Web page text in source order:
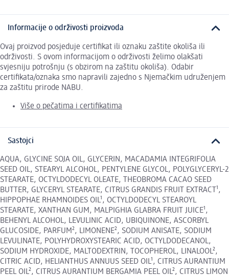
Informacije o održivosti proizvoda
Ovaj proizvod posjeduje certifikat ili oznaku zaštite okoliša ili
održivosti. S ovom informacijom o održivosti želimo olakšati
svjesniju potrošnju (s obzirom na zaštitu okoliša). Odabir
certifikata/oznaka smo napravili zajedno s Njemačkim udruženjem
za zaštitu prirode NABU.
Više o pečatima i certifikatima
Sastojci
AQUA, GLYCINE SOJA OIL, GLYCERIN, MACADAMIA INTEGRIFOLIA
SEED OIL, STEARYL ALCOHOL, PENTYLENE GLYCOL, POLYGLYCERYL-2
STEARATE, OCTYLDODECYL OLEATE, THEOBROMA CACAO SEED
BUTTER, GLYCERYL STEARATE, CITRUS GRANDIS FRUIT EXTRACT¹,
HIPPOPHAE RHAMNOIDES OIL¹, OCTYLDODECYL STEAROYL
STEARATE, XANTHAN GUM, MALPIGHIA GLABRA FRUIT JUICE¹,
BEHENYL ALCOHOL, LEVULINIC ACID, UBIQUINONE, ASCORBYL
GLUCOSIDE, PARFUM², LIMONENE², SODIUM ANISATE, SODIUM
LEVULINATE, POLYHYDROXYSTEARIC ACID, OCTYLDODECANOL,
SODIUM HYDROXIDE, MALTODEXTRIN, TOCOPHEROL, LINALOOL²,
CITRIC ACID, HELIANTHUS ANNUUS SEED OIL¹, CITRUS AURANTIUM
PEEL OIL², CITRUS AURANTIUM BERGAMIA PEEL OIL², CITRUS LIMON